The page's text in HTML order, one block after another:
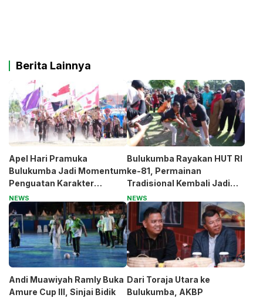
Berita Lainnya
Apel Hari Pramuka
Bulukumba Jadi Momentum
Penguatan Karakter
Generasi Muda
NEWS
Bulukumba Rayakan HUT RI
ke-81, Permainan
Tradisional Kembali Jadi
Magnet
NEWS
Andi Muawiyah Ramly Buka
Amure Cup III, Sinjai Bidik
Dari Toraja Utara ke
Bulukumba, AKBP